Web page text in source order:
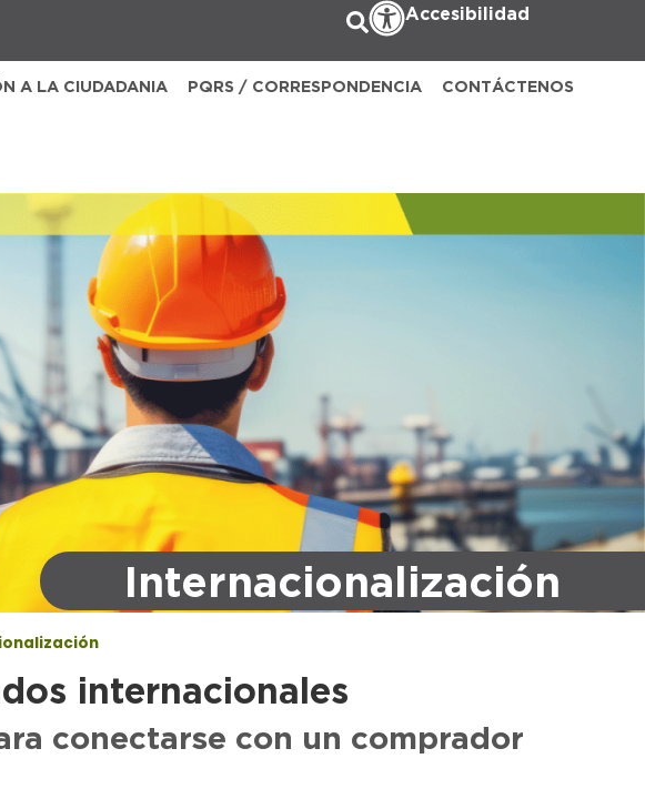
Accesibilidad
A LA CIUDADANIA PQRS / CORRESPONDENCIA CONTÁCTENOS
Internacionalización
internacionales
conectarse con un comprador